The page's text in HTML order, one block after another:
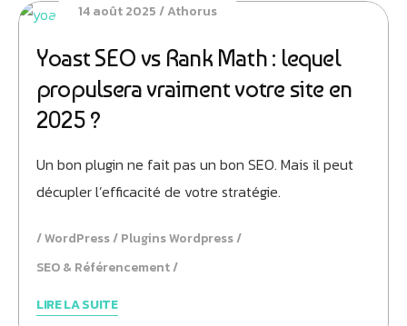
14 août 2025 Athorus
Yoast SEO vs Rank Math : lequel
propulsera vraiment votre site en
2025 ?
Un bon plugin ne fait pas un bon SEO. Mais il peut
décupler l’efficacité de votre stratégie.
WordPress
Plugins Wordpress
SEO & Référencement
LIRE LA SUITE